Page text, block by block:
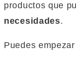
productos que
necesidades.
Puedes